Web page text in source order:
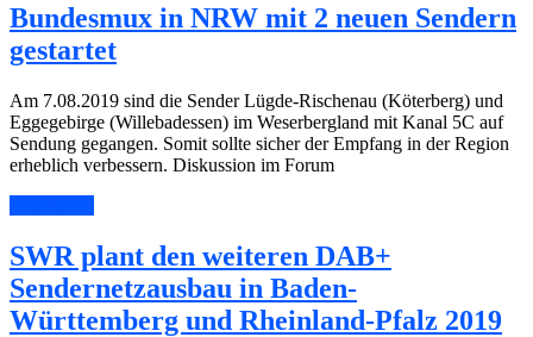
Bundesmux in NRW mit 2 neuen Sendern
gestartet
Am 7.08.2019 sind die Sender Lügde-Rischenau (Köterberg) und
Eggegebirge (Willebadessen) im Weserbergland mit Kanal 5C auf
Sendung gegangen. Somit sollte sicher der Empfang in der Region
erheblich verbessern. Diskussion im Forum
SWR plant den weiteren DAB+
Sendernetzausbau in Baden-
Württemberg und Rheinland-Pfalz 2019